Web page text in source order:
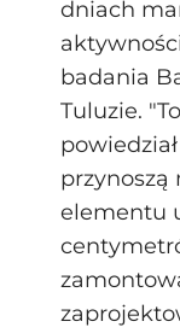
dniach
badania
Tuluzie.
przynoszą
elementu